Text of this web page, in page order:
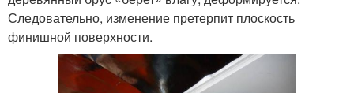
Следовательно, изменение претерпит плоскость
финишной поверхности.